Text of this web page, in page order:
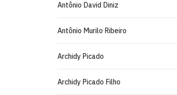
Antônio David Diniz
Antônio Murilo Ribeiro
Archidy Picado
Archidy Picado Filho